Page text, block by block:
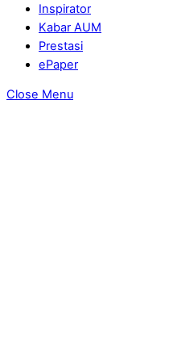
Inspirator
Kabar AUM
Prestasi
ePaper
Close Menu